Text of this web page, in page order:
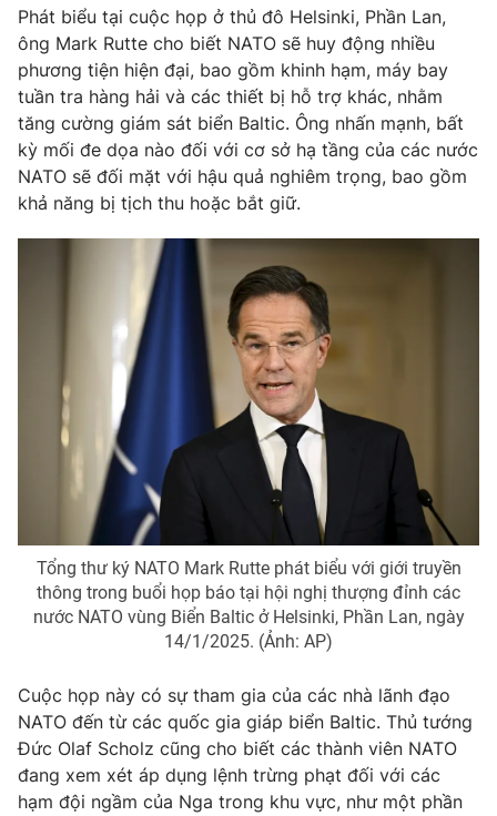
Nhân vật
Khán giả
Giải sao mai
Điện ảnh
Âm nhạc
Sao
Đời sống
Du lịch
Làm đẹp
Chất lượng cuộc sống
Giáo dục
Tuyển sinh
Học trực tuyến
Công nghệ
Hitech Công nghệ tương lai
Lịch phát sóng
Chuyên mục khác
Emagazine Podcast
Infographic
Video Shorts video
VTV Money VTV Thể thao
Thị trường 24h Tấm lòng Việt
VTV4 Vươn mình bằng AI
Phát biểu tại cuộc họp ở thủ đô Helsinki, Phần Lan,
ông Mark Rutte cho biết NATO sẽ huy động nhiều
phương tiện hiện đại, bao gồm khinh hạm, máy bay
tuần tra hàng hải và các thiết bị hỗ trợ khác, nhằm
tăng cường giám sát biển Baltic. Ông nhấn mạnh, bất
kỳ mối đe dọa nào đối với cơ sở hạ tầng của các nước
NATO sẽ đối mặt với hậu quả nghiêm trọng, bao gồm
khả năng bị tịch thu hoặc bắt giữ.
Tổng thư ký NATO Mark Rutte phát biểu với giới truyền
thông trong buổi họp báo tại hội nghị thượng đỉnh các
nước NATO vùng Biển Baltic ở Helsinki, Phần Lan, ngày
14/1/2025. (Ảnh: AP)
Cuộc họp này có sự tham gia của các nhà lãnh đạo
NATO đến từ các quốc gia giáp biển Baltic. Thủ tướng
Đức Olaf Scholz cũng cho biết các thành viên NATO
đang xem xét áp dụng lệnh trừng phạt đối với các
hạm đội ngầm của Nga trong khu vực, như một phần